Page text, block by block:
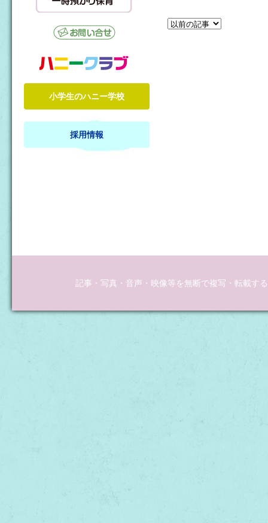
小学生のハニー学校
採用情報
記事・写真・音声・映像等を無断で複写・転載